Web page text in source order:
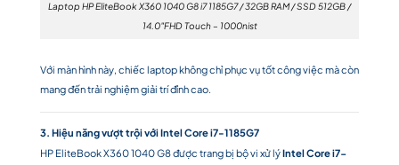
Laptop HP EliteBook X360 1040 G8 i7 1185G7 / 32GB RAM / SSD 512GB /
14.0″FHD Touch – 1000nist
Với màn hình này, chiếc laptop không chỉ phục vụ tốt công việc mà còn
mang đến trải nghiệm giải trí đỉnh cao.
3. Hiệu năng vượt trội với Intel Core i7-1185G7
HP EliteBook X360 1040 G8 được trang bị bộ vi xử lýIntel Core i7-